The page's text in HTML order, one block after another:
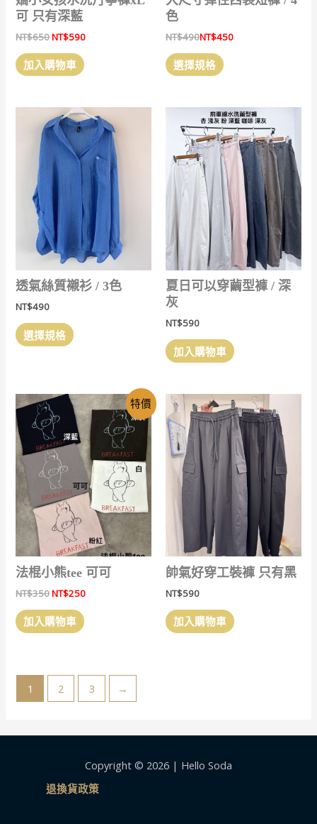
擇
可 只有深藍
NT$650原
價
格：
NT$590目
加入購物車
色
NT$490NT$450
選擇規格 產
有
多
種
款
式。
可
在
產
品
頁
面
選
透氣絲質襯衫 / 3色
NT$490
選擇規格 產
多
種
款
式。
可
產
頁
面
選
擇
選
夏日可以穿繭型褲 / 深
灰
NT$590
加入購物車
特價
法棍小熊tee 可可
NT$350原
價
格：
NT$250目
加入購物車
帥氣好穿工裝褲 只有黑
NT$590
加入購物車
1 2 3 →
Copyright © 2026 | Hello Soda
退換貨政策